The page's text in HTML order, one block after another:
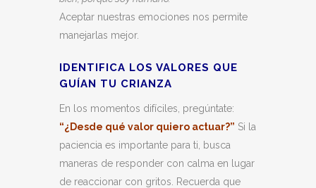
Aceptar nuestras emociones nos permite
manejarlas mejor.
IDENTIFICA LOS VALORES QUE
GUÍAN TU CRIANZA
En los momentos difíciles, pregúntate:
“¿Desde qué valor quiero actuar?” Si la
paciencia es importante para ti, busca
maneras de responder con calma en lugar
de reaccionar con gritos. Recuerda que